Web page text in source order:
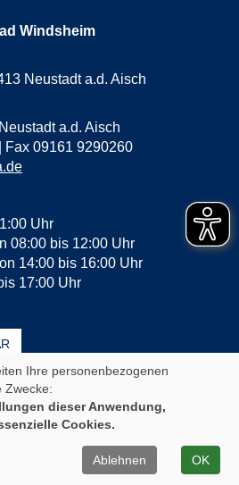
Windsheim
Neustadt a.d. Aisch
a.d. Aisch
Fax 09161 9290260
Uhr
08:00 bis 12:00 Uhr
14:00 bis 16:00 Uhr
17:00 Uhr
Erklärung zur Barrierefreiheit
Datenschutz
Ihre personenbezogenen
Zwecke:
dieser Anwendung,
Cookies.
Ablehnen OK